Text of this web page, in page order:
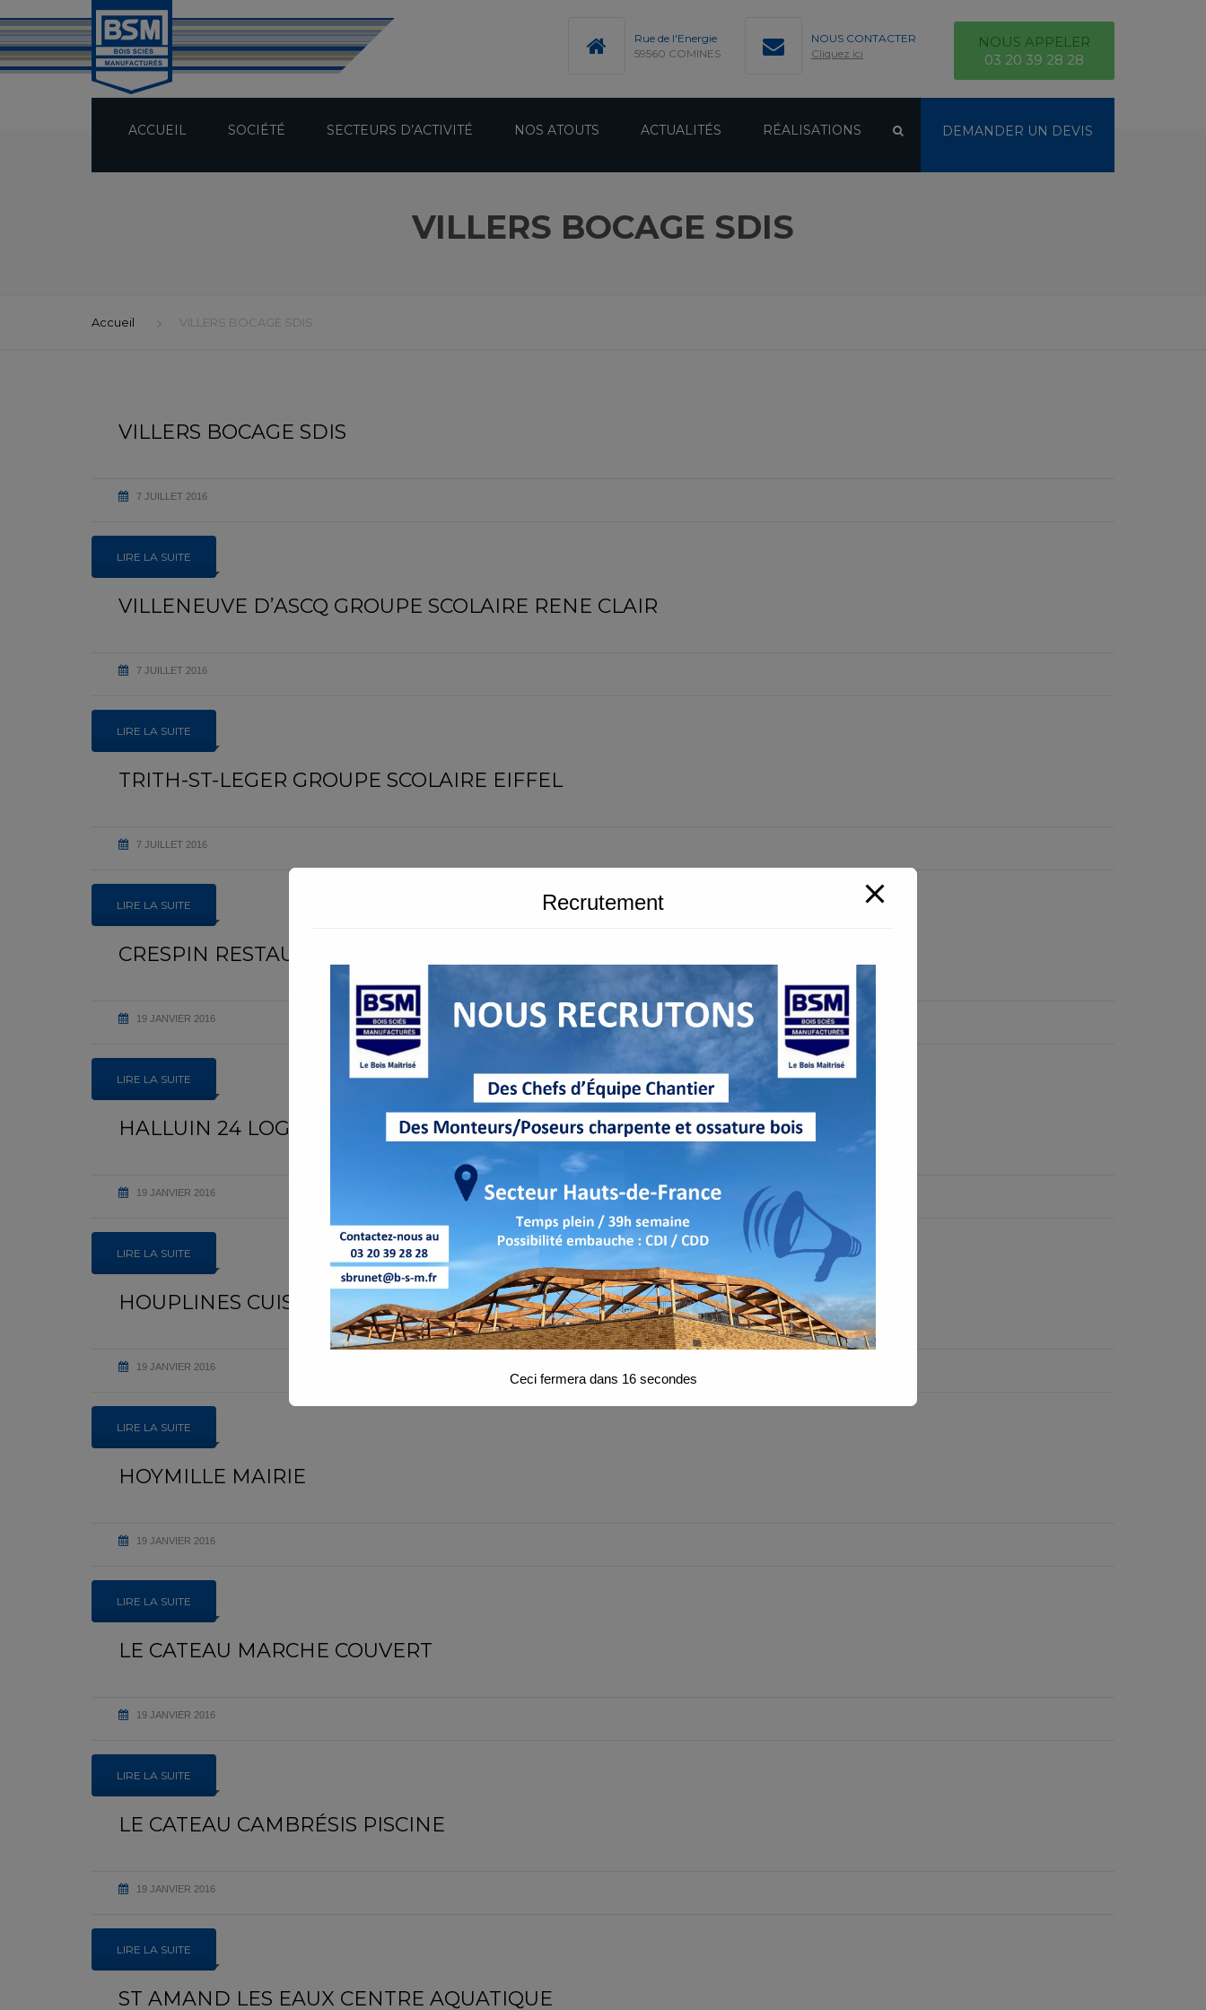
Rue de l'Energie
59560 COMINES
NOUS CONTACTER
Cliquez ici
NOUS APPELER
03 20 39 28 28
ACCUEIL SOCIÉTÉ SECTEURS D’ACTIVITÉ NOS ATOUTS ACTUALITÉS RÉALISATIONS DEMANDER UN DEVIS
VILLERS BOCAGE SDIS
Accueil VILLERS BOCAGE SDIS
VILLERS BOCAGE SDIS
7 JUILLET 2016
LIRE LA SUITE
VILLENEUVE D’ASCQ GROUPE SCOLAIRE RENE CLAIR
7 JUILLET 2016
LIRE LA SUITE
TRITH-ST-LEGER GROUPE SCOLAIRE EIFFEL
7 JUILLET 2016
LIRE LA SUITE
CRESPIN RESTAURANT D’ENTREPRISE BOMBARDIER
19 JANVIER 2016
LIRE LA SUITE
HALLUIN 24 LOGEMENTS
19 JANVIER 2016
LIRE LA SUITE
HOUPLINES CUISINE CENTRALE
19 JANVIER 2016
LIRE LA SUITE
HOYMILLE MAIRIE
19 JANVIER 2016
LIRE LA SUITE
LE CATEAU MARCHE COUVERT
19 JANVIER 2016
LIRE LA SUITE
LE CATEAU CAMBRÉSIS PISCINE
19 JANVIER 2016
LIRE LA SUITE
ST AMAND LES EAUX CENTRE AQUATIQUE
Recrutement
Ceci fermera dans 15secondes